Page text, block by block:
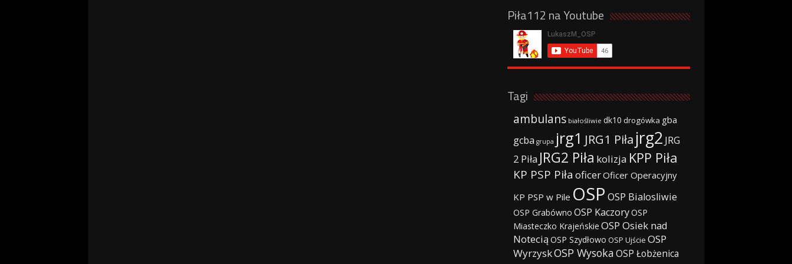
Piła112 na Youtube
Tagi
ambulans białośliwie dk10 drogówka gba
gcba grupa jrg1 JRG1 Piła jrg2 JRG
2 Piła JRG2 Piła kolizja KPP Piła
KP PSP Piła oficerOficer Operacyjny
KP PSP w Pile OSP OSP Bialosliwie
OSP Grabówno OSP KaczoryOSP
Miasteczko Krajeńskie OSP Osiek nad
Notecią OSP Szydłowo OSP Ujście OSP
WyrzyskOSP WysokaOSP Łobżenica